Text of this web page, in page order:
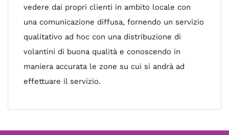
vedere dai propri clienti in ambito locale con
una comunicazione diffusa, fornendo un servizio
qualitativo ad hoc con una distribuzione di
volantini di buona qualità e conoscendo in
maniera accurata le zone su cui si andrà ad
effettuare il servizio.